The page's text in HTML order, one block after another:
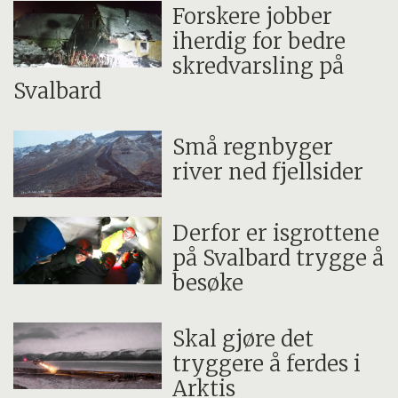
det aktive laget går grensen hvor jorden ikke
påvirkes av overflatetemperaturen. Her vil
bakken holde kuldegrader gjennom hele
året.
Forskere jobber
iherdig for bedre
skredvarsling på
Svalbard
Små regnbyger
river ned fjellsider
Derfor er isgrottene
på Svalbard trygge å
besøke
Skal gjøre det
tryggere å ferdes i
Arktis